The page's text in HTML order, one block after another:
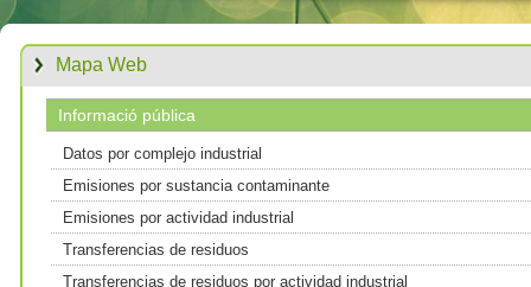
Mapa Web
Informació pública
Datos por complejo industrial
Emisiones por sustancia contaminante
Emisiones por actividad industrial
Transferencias de residuos
Transferencias de residuos por actividad industrial